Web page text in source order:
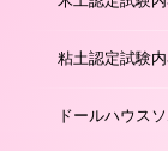
粘土認定試験
ドールハウス